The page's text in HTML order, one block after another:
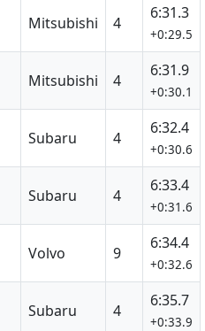
Mitsubishi 4
6:31.3
+0:29.5
Mitsubishi 4
6:31.9
+0:30.1
Subaru 4
6:32.4
+0:30.6
Subaru 4
6:33.4
+0:31.6
Volvo 9
6:34.4
+0:32.6
Subaru 4
6:35.7
+0:33.9